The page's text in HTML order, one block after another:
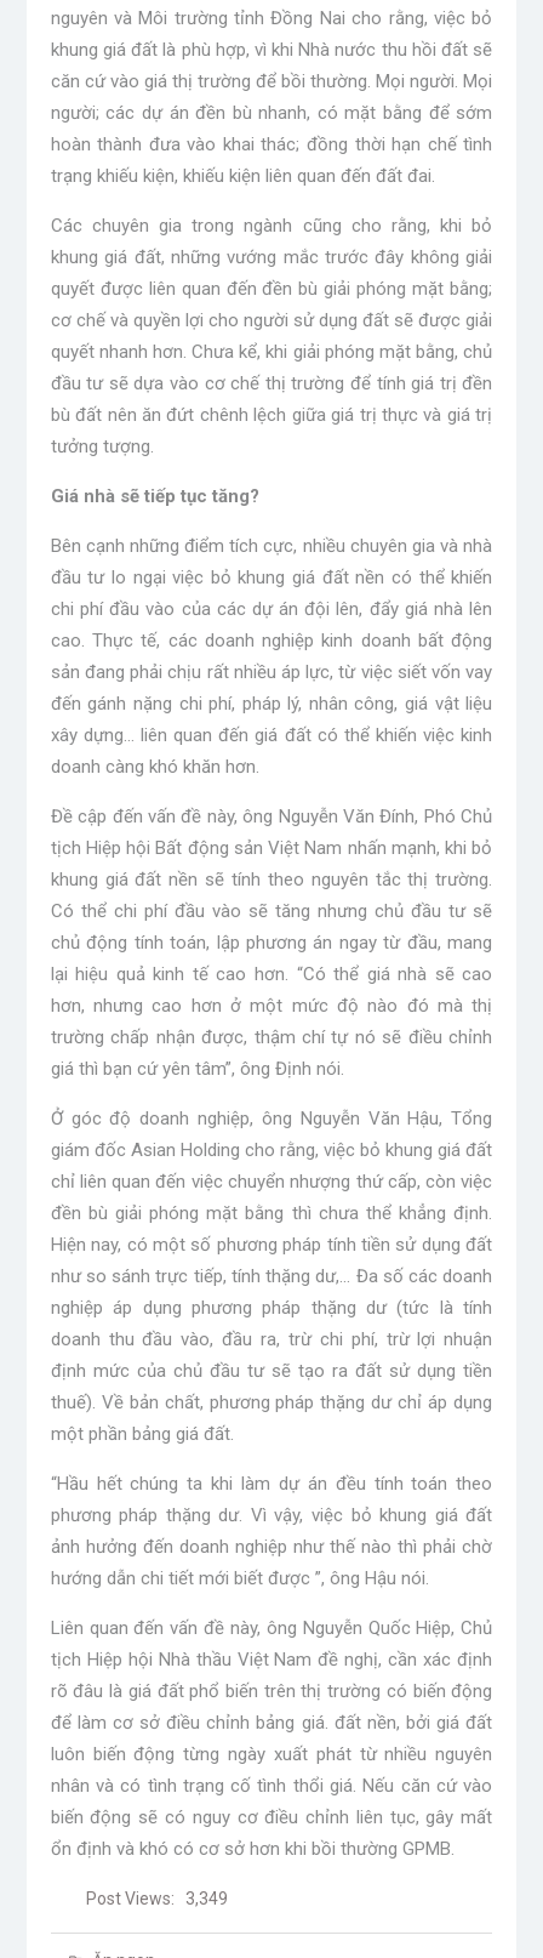
nguyên và Môi trường tỉnh Đồng Nai cho rằng, việc bỏ
khung giá đất là phù hợp, vì khi Nhà nước thu hồi đất sẽ
căn cứ vào giá thị trường để bồi thường. Mọi người. Mọi
người; các dự án đền bù nhanh, có mặt bằng để sớm
hoàn thành đưa vào khai thác; đồng thời hạn chế tình
trạng khiếu kiện, khiếu kiện liên quan đến đất đai.
Các chuyên gia trong ngành cũng cho rằng, khi bỏ
khung giá đất, những vướng mắc trước đây không giải
quyết được liên quan đến đền bù giải phóng mặt bằng;
cơ chế và quyền lợi cho người sử dụng đất sẽ được giải
quyết nhanh hơn. Chưa kể, khi giải phóng mặt bằng, chủ
đầu tư sẽ dựa vào cơ chế thị trường để tính giá trị đền
bù đất nên ăn đứt chênh lệch giữa giá trị thực và giá trị
tưởng tượng.
Giá nhà sẽ tiếp tục tăng?
Bên cạnh những điểm tích cực, nhiều chuyên gia và nhà
đầu tư lo ngại việc bỏ khung giá đất nền có thể khiến
chi phí đầu vào của các dự án đội lên, đẩy giá nhà lên
cao. Thực tế, các doanh nghiệp kinh doanh bất động
sản đang phải chịu rất nhiều áp lực, từ việc siết vốn vay
đến gánh nặng chi phí, pháp lý, nhân công, giá vật liệu
xây dựng… liên quan đến giá đất có thể khiến việc kinh
doanh càng khó khăn hơn.
Đề cập đến vấn đề này, ông Nguyễn Văn Đính, Phó Chủ
tịch Hiệp hội Bất động sản Việt Nam nhấn mạnh, khi bỏ
khung giá đất nền sẽ tính theo nguyên tắc thị trường.
Có thể chi phí đầu vào sẽ tăng nhưng chủ đầu tư sẽ
chủ động tính toán, lập phương án ngay từ đầu, mang
lại hiệu quả kinh tế cao hơn. “Có thể giá nhà sẽ cao
hơn, nhưng cao hơn ở một mức độ nào đó mà thị
trường chấp nhận được, thậm chí tự nó sẽ điều chỉnh
giá thì bạn cứ yên tâm”, ông Định nói.
Ở góc độ doanh nghiệp, ông Nguyễn Văn Hậu, Tổng
giám đốc Asian Holding cho rằng, việc bỏ khung giá đất
chỉ liên quan đến việc chuyển nhượng thứ cấp, còn việc
đền bù giải phóng mặt bằng thì chưa thể khẳng định.
Hiện nay, có một số phương pháp tính tiền sử dụng đất
như so sánh trực tiếp, tính thặng dư,… Đa số các doanh
nghiệp áp dụng phương pháp thặng dư (tức là tính
doanh thu đầu vào, đầu ra, trừ chi phí, trừ lợi nhuận
định mức của chủ đầu tư sẽ tạo ra đất sử dụng tiền
thuế). Về bản chất, phương pháp thặng dư chỉ áp dụng
một phần bảng giá đất.
“Hầu hết chúng ta khi làm dự án đều tính toán theo
phương pháp thặng dư. Vì vậy, việc bỏ khung giá đất
ảnh hưởng đến doanh nghiệp như thế nào thì phải chờ
hướng dẫn chi tiết mới biết được ”, ông Hậu nói.
Liên quan đến vấn đề này, ông Nguyễn Quốc Hiệp, Chủ
tịch Hiệp hội Nhà thầu Việt Nam đề nghị, cần xác định
rõ đâu là giá đất phổ biến trên thị trường có biến động
để làm cơ sở điều chỉnh bảng giá. đất nền, bởi giá đất
luôn biến động từng ngày xuất phát từ nhiều nguyên
nhân và có tình trạng cố tình thổi giá. Nếu căn cứ vào
biến động sẽ có nguy cơ điều chỉnh liên tục, gây mất
ổn định và khó có cơ sở hơn khi bồi thường GPMB.
Post Views: 3,349